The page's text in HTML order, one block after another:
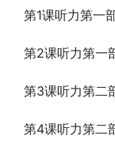
第1课听力第一
第2课听力第一
第3课听力第二
第4课听力第二